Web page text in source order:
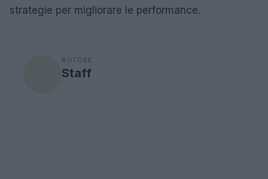
strategie per migliorare le performance.
AUTORE
Staff